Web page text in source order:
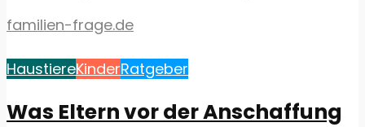
familien-frage.de
HaustiereKinderRatgeber
Was Eltern vor der Anschaffung